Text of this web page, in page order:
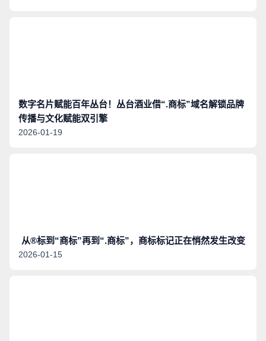
数字名片赋能百年丛台！丛台酒业借“.商标”域名解锁品牌
传播与文化赋能双引擎
2026-01-19
从®标到“商标”再到“.商标”，商标标记正在悄然发生改变
2026-01-15